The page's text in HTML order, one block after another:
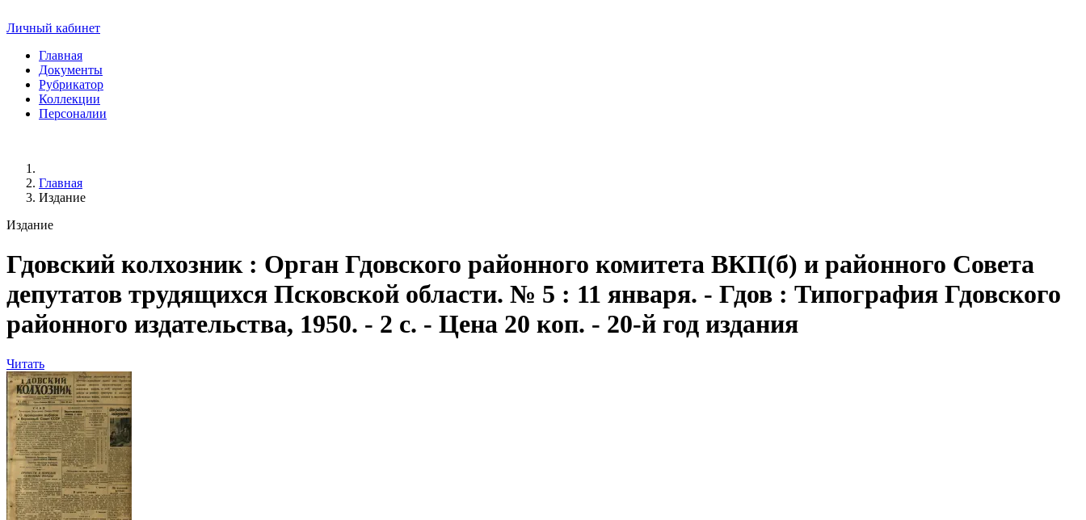
Личный кабинет
Главная
Документы
Рубрикатор
Коллекции
Персоналии
Главная
Издание
Издание
Гдовский колхозник: Орган Гдовского районного комитета ВКП(б) и районного Совета
депутатов трудящихся Псковской области. № 5 : 11 января. - Гдов : Типография Гдовского
районного издательства, 1950. - 2 с. - Цена 20 коп. - 20-й год издания
Читать